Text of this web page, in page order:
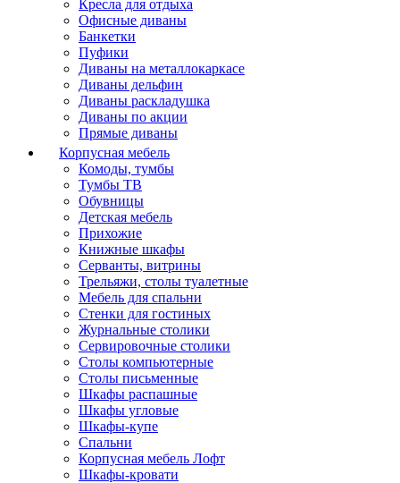
Кресла для отдыха
Офисные диваны
Банкетки
Пуфики
Диваны на металлокаркасе
Диваны дельфин
Диваны раскладушка
Диваны по акции
Прямые диваны
Корпусная мебель
Комоды, тумбы
Тумбы ТВ
Обувницы
Детская мебель
Прихожие
Книжные шкафы
Серванты, витрины
Трельяжи, столы туалетные
Мебель для спальни
Стенки для гостиных
Журнальные столики
Сервировочные столики
Столы компьютерные
Столы письменные
Шкафы распашные
Шкафы угловые
Шкафы-купе
Спальни
Корпусная мебель Лофт
Шкафы-кровати